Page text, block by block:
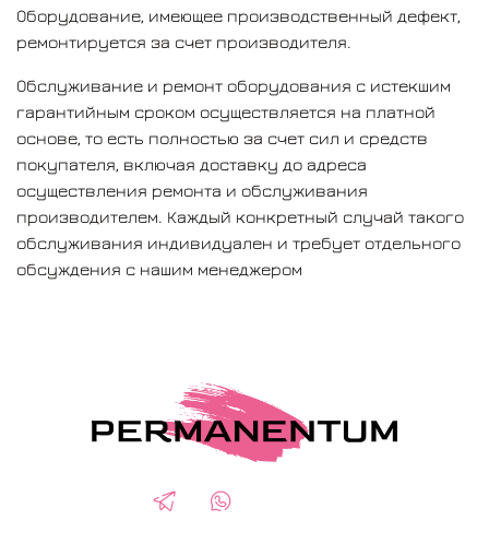
Оборудование, имеющее производственный дефект,
ремонтируется за счет производителя.
Обслуживание и ремонт оборудования с истекшим
гарантийным сроком осуществляется на платной
основе, то есть полностью за счет сил и средств
покупателя, включая доставку до адреса
осуществления ремонта и обслуживания
производителем. Каждый конкретный случай такого
обслуживания индивидуален и требует отдельного
обсуждения с нашим менеджером